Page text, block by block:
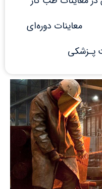
معاینات دوره‌ای
پـزشکی